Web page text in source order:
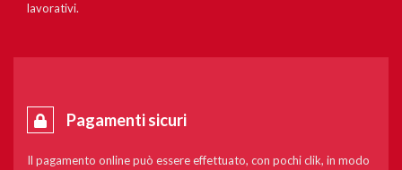
lavorativi.
Pagamenti sicuri
Il pagamento online può essere effettuato, con pochi clik, in modo